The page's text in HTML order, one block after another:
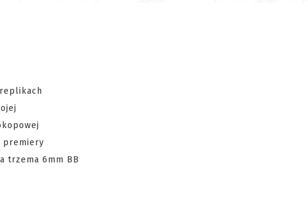
premiery
trzema 6mm BB